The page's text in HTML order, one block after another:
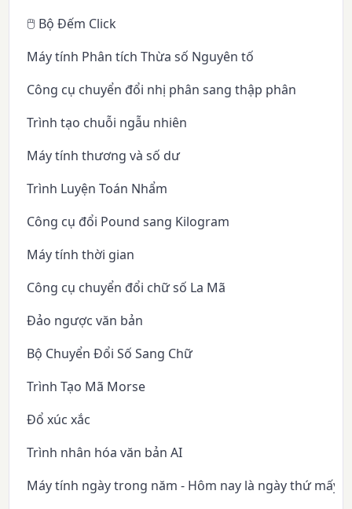
🖱️ Bộ Đếm Click
Máy tính Phân tích Thừa số Nguyên tố
Công cụ chuyển đổi nhị phân sang thập phân
Trình tạo chuỗi ngẫu nhiên
Máy tính thương và số dư
Trình Luyện Toán Nhẩm
Công cụ đổi Pound sang Kilogram
Máy tính thời gian
Công cụ chuyển đổi chữ số La Mã
Đảo ngược văn bản
Bộ Chuyển Đổi Số Sang Chữ
Trình Tạo Mã Morse
Đổ xúc xắc
Trình nhân hóa văn bản AI
Máy tính ngày trong năm - Hôm nay là ngày thứ mấy